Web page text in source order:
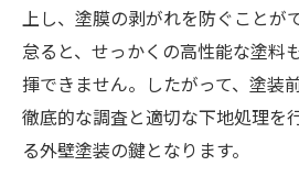
上し、塗膜の剥がれを防ぐことが
怠ると、せっかくの高性能な塗料
揮できません。したがって、塗装
徹底的な調査と適切な下地処理を
る外壁塗装の鍵となります。